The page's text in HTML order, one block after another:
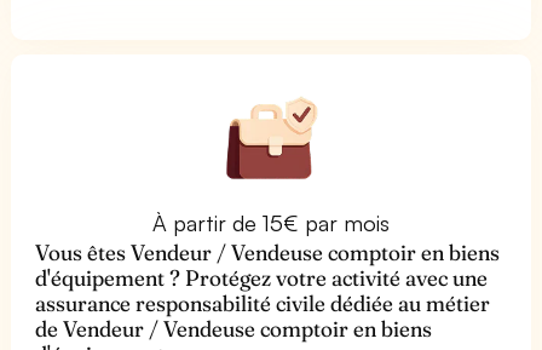
À partir de 15€ par mois
Vous êtes Vendeur / Vendeuse comptoir en biens
d'équipement ? Protégez votre activité avec une
assurance responsabilité civile dédiée au métier
de Vendeur / Vendeuse comptoir en biens